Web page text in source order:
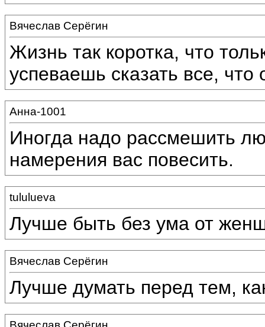
Вячеслав Серёгин
Жизнь так коротка, что
успеваешь сказать все,
Анна-1001
Иногда надо рассмешить
намерения вас повесить.
tululueva
Лучше быть без ума от
Вячеслав Серёгин
Лучше думать перед тем,